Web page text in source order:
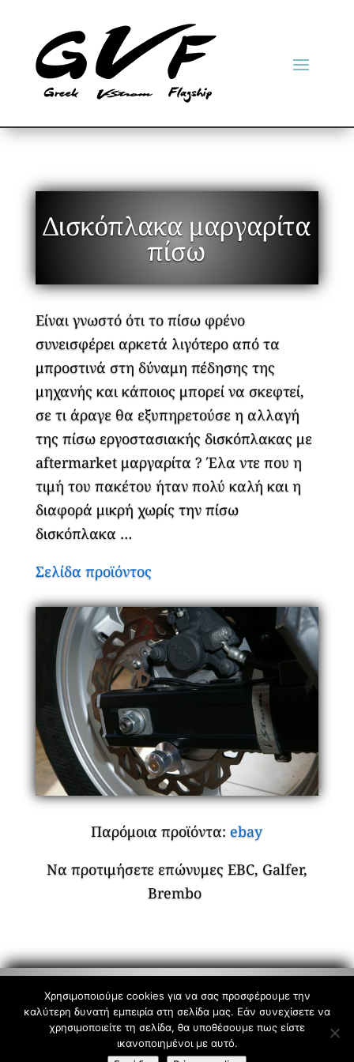
Δισκόπλακα μαργαρίτα
πίσω
Είναι γνωστό ότι το πίσω φρένο
συνεισφέρει αρκετά λιγότερο από τα
μπροστινά στη δύναμη πέδησης της
μηχανής και κάποιος μπορεί να σκεφτεί,
σε τι άραγε θα εξυπηρετούσε η αλλαγή
της πίσω εργοστασιακής δισκόπλακας με
aftermarket μαργαρίτα ? Έλα ντε που η
τιμή του πακέτου ήταν πολύ καλή και η
διαφορά μικρή χωρίς την πίσω
δισκόπλακα …
Σελίδα προϊόντος
Παρόμοια προϊόντα:ebay
Να προτιμήσετε επώνυμες EBC, Galfer,
Brembo
Copyright 2025 GVF. All right reserved.
Όροι Χρήσης–Powered By
Χρησιμοποιούμε cookies για να σας προσφέρουμε την
καλύτερη δυνατή εμπειρία στη σελίδα μας. Εάν συνεχίσετε να
χρησιμοποιείτε τη σελίδα, θα υποθέσουμε πως είστε
ικανοποιημένοι με αυτό.